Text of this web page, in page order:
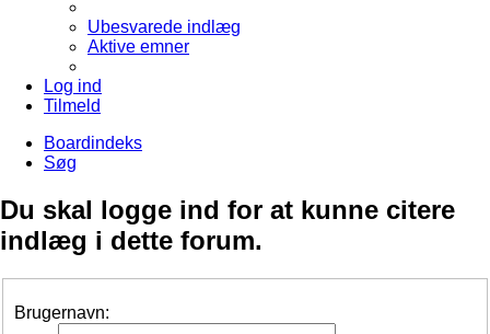
Ubesvarede indlæg
Aktive emner
Log ind
Tilmeld
Boardindeks
Søg
Du skal logge ind for at kunne citere
indlæg i dette forum.
Brugernavn: